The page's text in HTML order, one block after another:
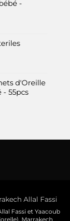
-
d'Oreille
- 55pcs
Allal Fassi
Fassi et Yaacoub
Marrakech